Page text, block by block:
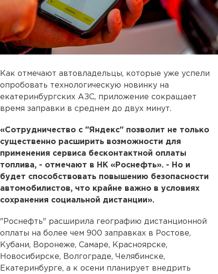
Как отмечают автовладельцы, которые уже успели
опробовать технологическую новинку на
екатеринбургских АЗС, приложение сокращает
время заправки в среднем до двух минут.
«Сотрудничество с "Яндекс" позволит не только
существенно расширить возможности для
применения сервиса бесконтактной оплаты
топлива, - отмечают в НК «Роснефть». - Но и
будет способствовать повышению безопасности
автомобилистов, что крайне важно в условиях
сохранения социальной дистанции».
"Роснефть" расширила географию дистанционной
оплаты на более чем 900 заправках в Ростове,
Кубани, Воронеже, Самаре, Красноярске,
Новосибирске, Волгограде, Челябинске,
Екатеринбурге, а к осени планирует внедрить